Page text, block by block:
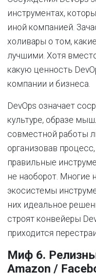
инструментах,
иной компанией.
холивары о том,
лучшими. Хотя
какую ценность
компании и бизнеса.
DevOps означает
культуре, образе
совместной работы
организовав
правильные
не наоборот. Многие
экосистемы
них идеальное
строят конвейеры
приходится
Миф 6.
Amazon /